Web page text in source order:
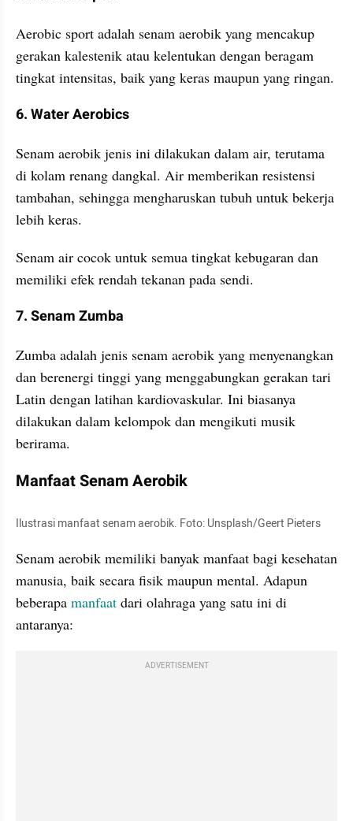
Aerobic sport adalah senam aerobik yang mencakup
gerakan kalestenik atau kelentukan dengan beragam
tingkat intensitas, baik yang keras maupun yang ringan.
6. Water Aerobics
Senam aerobik jenis ini dilakukan dalam air, terutama
di kolam renang dangkal. Air memberikan resistensi
tambahan, sehingga mengharuskan tubuh untuk bekerja
lebih keras.
Senam air cocok untuk semua tingkat kebugaran dan
memiliki efek rendah tekanan pada sendi.
7. Senam Zumba
Zumba adalah jenis senam aerobik yang menyenangkan
dan berenergi tinggi yang menggabungkan gerakan tari
Latin dengan latihan kardiovaskular. Ini biasanya
dilakukan dalam kelompok dan mengikuti musik
berirama.
Manfaat Senam Aerobik
Ilustrasi manfaat senam aerobik. Foto: Unsplash/Geert Pieters
Senam aerobik memiliki banyak manfaat bagi kesehatan
manusia, baik secara fisik maupun mental. Adapun
beberapa manfaat dari olahraga yang satu ini di
antaranya:
ADVERTISEMENT